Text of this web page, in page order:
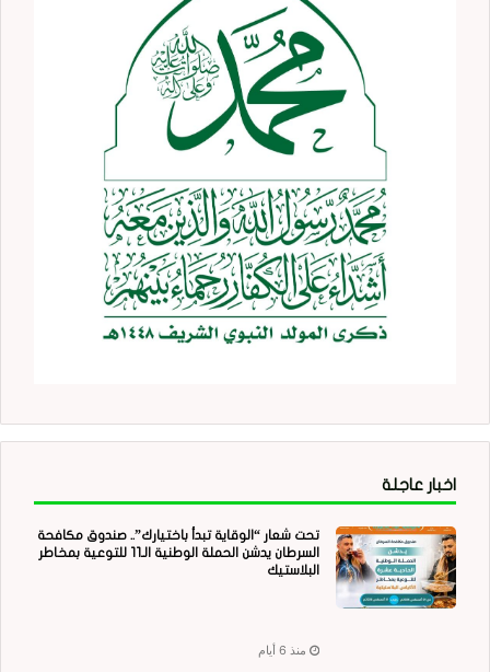
اخبار عاجلة
تحت شعار “الوقاية تبدأ باختيارك”.. صندوق مكافحة
السرطان يدشن الحملة الوطنية الـ11 للتوعية بمخاطر
البلاستيك
منذ 6 أيام